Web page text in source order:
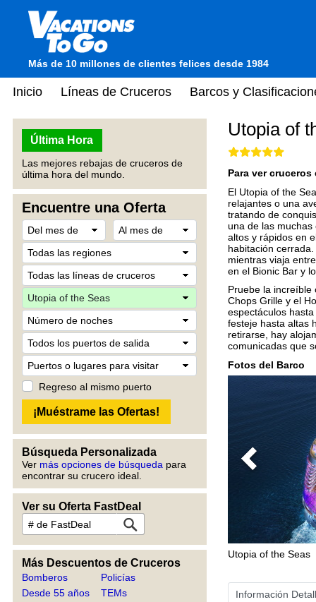
Más de 10 millones de clientes felices desde 1984
Inicio Líneas de Cruceros Barcos y
Última Hora
Las mejores rebajas de cruceros de
última hora del mundo.
Encuentre una Oferta
Regreso al mismo puerto
Búsqueda Personalizada
Ver más opciones de búsqueda para
encontrar su crucero ideal.
Ver su Oferta FastDeal
Más Descuentos de Cruceros
Bomberos
Desde 55 años
Policías
TEMs
Utopia of
Para ver
El Utopia of the
relajantes o una
tratando de
una de las
altos y rápidos en
habitación
mientras viaja
en el Bionic Bar y
Pruebe la increíble
Chops Grille y el
espectáculos
festeje hasta altas
retirarse, hay
comunicadas que
Fotos del Barco
Previous
Utopia of the Seas
Información